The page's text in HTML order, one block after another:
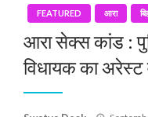
FEATURED आरा
आरा सेक्स कांड :
विधायक का अरेस्ट